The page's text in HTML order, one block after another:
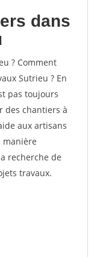
dans
? Comment
Sutrieu ? En
pas toujours
des chantiers à
aux artisans
manière
recherche de
travaux.